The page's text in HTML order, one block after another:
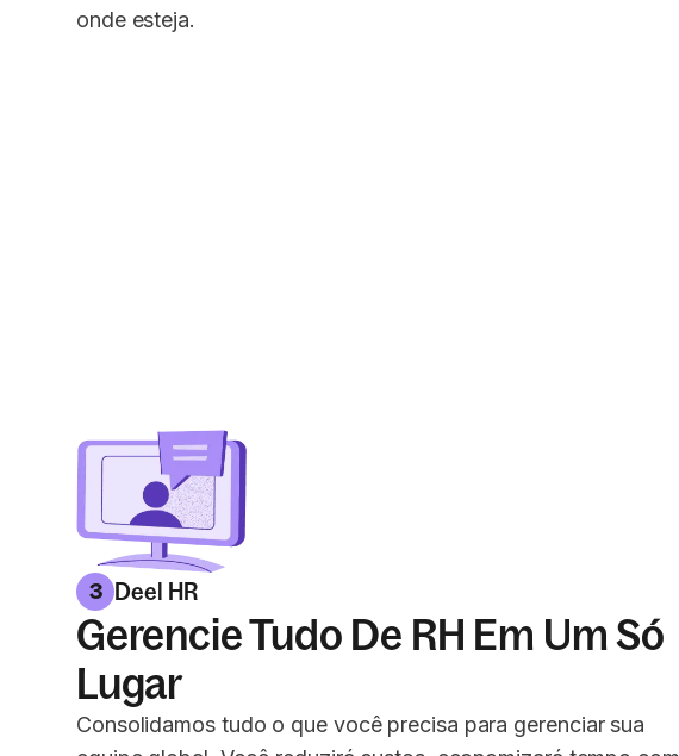
onde esteja.
3 Deel HR
Gerencie Tudo De RH Em Um Só
Lugar
Consolidamos tudo o que você precisa para gerenciar sua